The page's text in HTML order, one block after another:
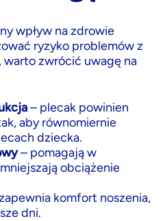
wpływ na zdrowie
ryzyko problemów z
warto zwrócić uwagę na
– plecak powinien
aby równomiernie
dziecka.
– pomagają w
obciążenie
komfort noszenia,
dni.